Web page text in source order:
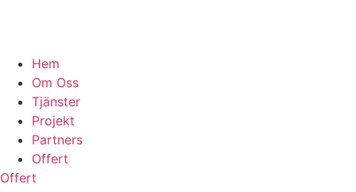
Hem
Om Oss
Tjänster
Projekt
Partners
Offert
Offert